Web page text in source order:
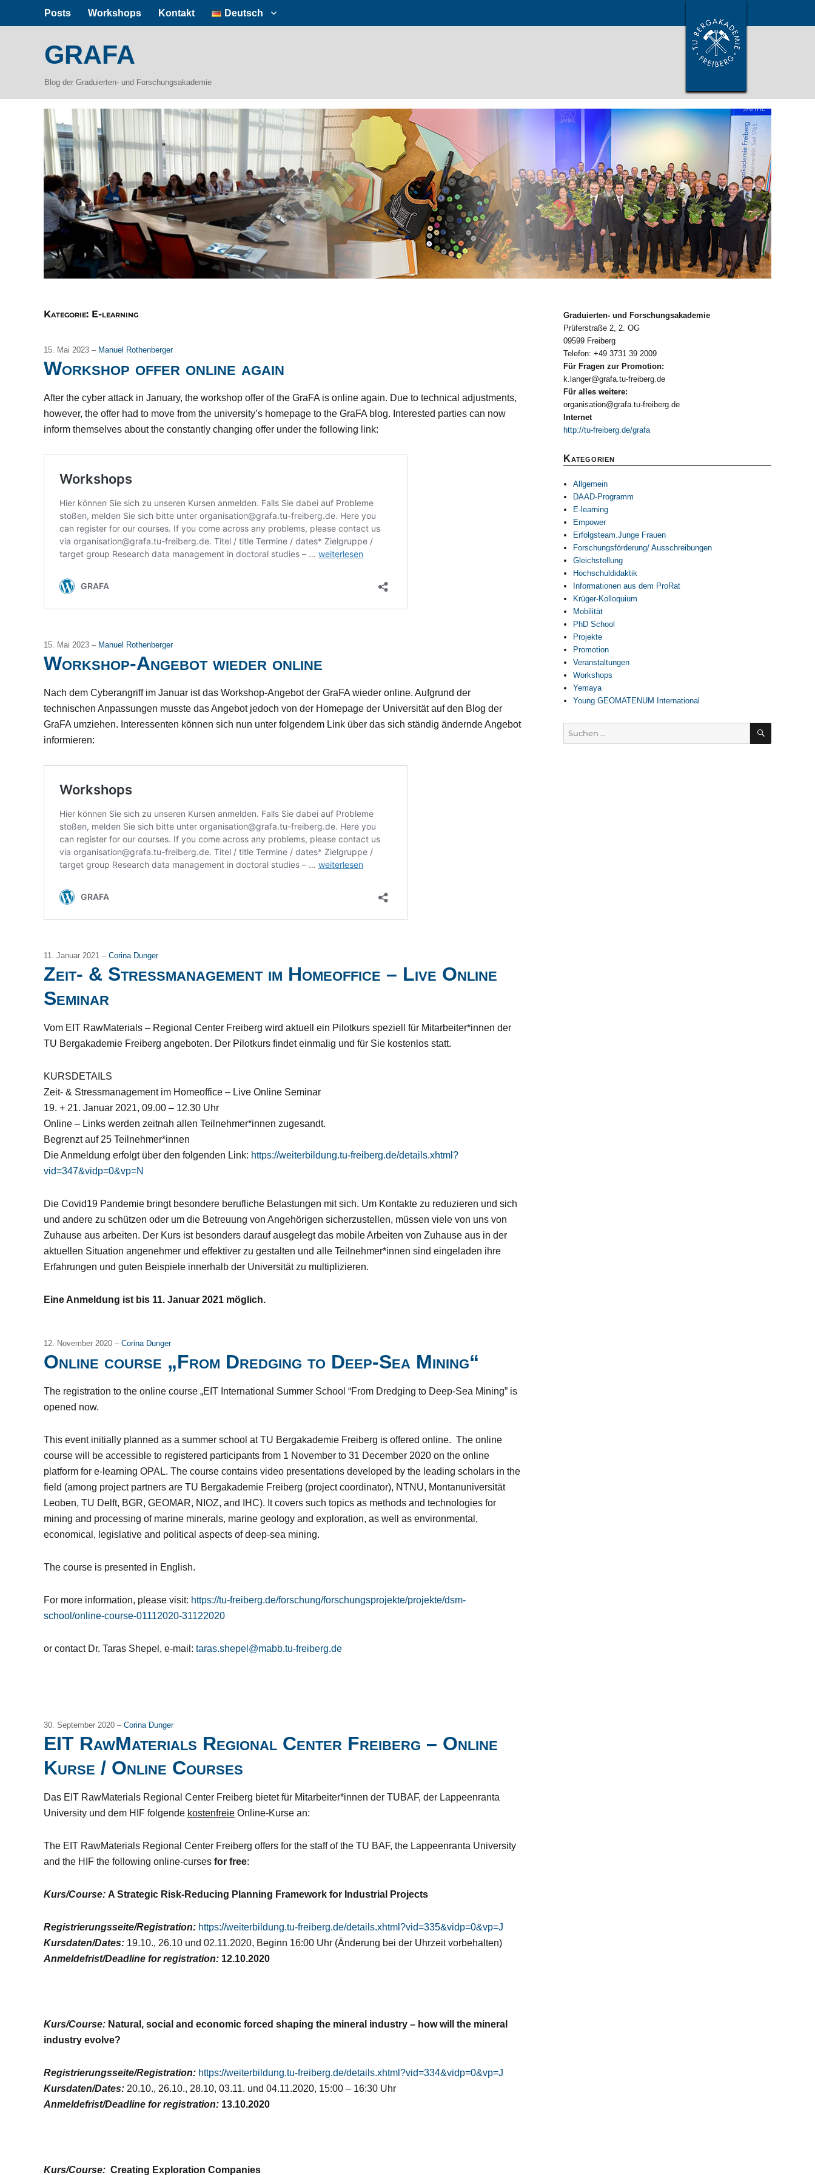
Posts Workshops Kontakt Deutsch
GRAFA
Blog der Graduierten- und Forschungsakademie
Kategorie: E-learning
15. Mai 2023 – Manuel Rothenberger
Workshop offer online again
After the cyber attack in January, the workshop offer of the GraFA is online again. Due to technical adjustments,
however, the offer had to move from the university’s homepage to the GraFA blog. Interested parties can now
inform themselves about the constantly changing offer under the following link:
15. Mai 2023 – Manuel Rothenberger
Workshop-Angebot wieder online
Nach dem Cyberangriff im Januar ist das Workshop-Angebot der GraFA wieder online. Aufgrund der
technischen Anpassungen musste das Angebot jedoch von der Homepage der Universität auf den Blog der
GraFA umziehen. Interessenten können sich nun unter folgendem Link über das sich ständig ändernde Angebot
informieren:
11. Januar 2021 – Corina Dunger
Zeit- & Stressmanagement im Homeoffice – Live Online
Seminar
Vom EIT RawMaterials – Regional Center Freiberg wird aktuell ein Pilotkurs speziell für Mitarbeiter*innen der
TU Bergakademie Freiberg angeboten. Der Pilotkurs findet einmalig und für Sie kostenlos statt.
KURSDETAILS
Zeit- & Stressmanagement im Homeoffice – Live Online Seminar
19. + 21. Januar 2021, 09.00 – 12.30 Uhr
Online – Links werden zeitnah allen Teilnehmer*innen zugesandt.
Begrenzt auf 25 Teilnehmer*innen
Die Anmeldung erfolgt über den folgenden Link: https://weiterbildung.tu-freiberg.de/details.xhtml?
vid=347&vidp=0&vp=N
Die Covid19 Pandemie bringt besondere berufliche Belastungen mit sich. Um Kontakte zu reduzieren und sich
und andere zu schützen oder um die Betreuung von Angehörigen sicherzustellen, müssen viele von uns von
Zuhause aus arbeiten. Der Kurs ist besonders darauf ausgelegt das mobile Arbeiten von Zuhause aus in der
aktuellen Situation angenehmer und effektiver zu gestalten und alle Teilnehmer*innen sind eingeladen ihre
Erfahrungen und guten Beispiele innerhalb der Universität zu multiplizieren.
Eine Anmeldung ist bis 11. Januar 2021 möglich.
12. November 2020 – Corina Dunger
Online course „From Dredging to Deep-Sea Mining“
The registration to the online course „EIT International Summer School “From Dredging to Deep-Sea Mining” is
opened now.
This event initially planned as a summer school at TU Bergakademie Freiberg is offered online. The online
course will be accessible to registered participants from 1 November to 31 December 2020 on the online
platform for e-learning OPAL. The course contains video presentations developed by the leading scholars in the
field (among project partners are TU Bergakademie Freiberg (project coordinator), NTNU, Montanuniversität
Leoben, TU Delft, BGR, GEOMAR, NIOZ, and IHC). It covers such topics as methods and technologies for
mining and processing of marine minerals, marine geology and exploration, as well as environmental,
economical, legislative and political aspects of deep-sea mining.
The course is presented in English.
For more information, please visit: https://tu-freiberg.de/forschung/forschungsprojekte/projekte/dsm-
school/online-course-01112020-31122020
or contact Dr. Taras Shepel, e-mail: taras.shepel@mabb.tu-freiberg.de
30. September 2020 – Corina Dunger
EIT RawMaterials Regional Center Freiberg – Online
Kurse / Online Courses
Das EIT RawMaterials Regional Center Freiberg bietet für Mitarbeiter*innen der TUBAF, der Lappeenranta
University und dem HIF folgende kostenfreie Online-Kurse an:
The EIT RawMaterials Regional Center Freiberg offers for the staff of the TU BAF, the Lappeenranta University
and the HIF the following online-curses for free:
Kurs/Course: A Strategic Risk-Reducing Planning Framework for Industrial Projects
Registrierungsseite/Registration: https://weiterbildung.tu-freiberg.de/details.xhtml?vid=335&vidp=0&vp=J
Kursdaten/Dates: 19.10., 26.10 und 02.11.2020, Beginn 16:00 Uhr (Änderung bei der Uhrzeit vorbehalten)
Anmeldefrist/Deadline for registration: 12.10.2020
Kurs/Course: Natural, social and economic forced shaping the mineral industry – how will the mineral
industry evolve?
Registrierungsseite/Registration: https://weiterbildung.tu-freiberg.de/details.xhtml?vid=334&vidp=0&vp=J
Kursdaten/Dates: 20.10., 26.10., 28.10, 03.11. und 04.11.2020, 15:00 – 16:30 Uhr
Anmeldefrist/Deadline for registration: 13.10.2020
Kurs/Course: Creating Exploration Companies
Graduierten- und Forschungsakademie
Prüferstraße 2, 2. OG
09599 Freiberg
Telefon: +49 3731 39 2009
Für Fragen zur Promotion:
k.langer@grafa.tu-freiberg.de
Für alles weitere:
organisation@grafa.tu-freiberg.de
Internet
http://tu-freiberg.de/grafa
Kategorien
Allgemein
DAAD-Programm
E-learning
Empower
Erfolgsteam.Junge Frauen
Forschungsförderung/ Ausschreibungen
Gleichstellung
Hochschuldidaktik
Informationen aus dem ProRat
Krüger-Kolloquium
Mobilität
PhD School
Projekte
Promotion
Veranstaltungen
Workshops
Yemaya
Young GEOMATENUM International
Suchen
nach:
SUCHEN